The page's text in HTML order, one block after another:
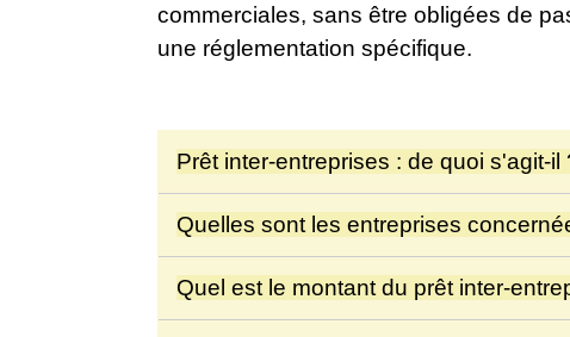
commerciales, sans être obligées de
une réglementation spécifique.
Prêt inter-entreprises : de quoi s'agit-il
Quelles sont les entreprises
Quel est le montant du prêt inter-